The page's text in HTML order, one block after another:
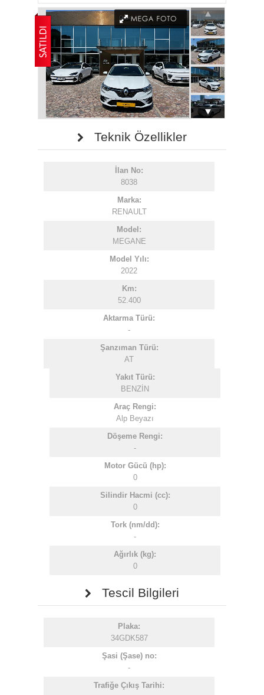
Teknik Özellikler
İlan No:
8038
Marka:
RENAULT
Model:
MEGANE
Model Yılı:
2022
Km:
52.400
Aktarma Türü:
-
Şanzıman Türü:
AT
Yakıt Türü:
BENZİN
Araç Rengi:
Alp Beyazı
Döşeme Rengi:
-
Motor Gücü (hp):
0
Silindir Hacmi (cc):
0
Tork (nm/dd):
-
Ağırlık (kg):
0
Tescil Bilgileri
Plaka:
34GDK587
Şasi (Şase) no:
-
Trafiğe Çıkış Tarihi: